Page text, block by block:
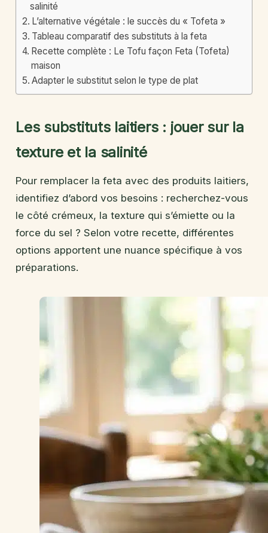
salinité
L’alternative végétale : le succès du « Tofeta »
Tableau comparatif des substituts à la feta
Recette complète : Le Tofu façon Feta (Tofeta)
maison
Adapter le substitut selon le type de plat
Les substituts laitiers : jouer sur la
texture et la salinité
Pour remplacer la feta avec des produits laitiers,
identifiez d’abord vos besoins : recherchez-vous
le côté crémeux, la texture qui s’émiette ou la
force du sel ? Selon votre recette, différentes
options apportent une nuance spécifique à vos
préparations.